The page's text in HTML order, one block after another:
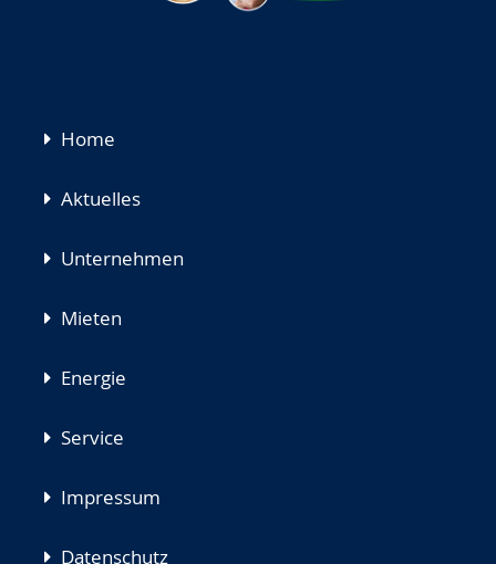
Navigation
Home
Aktuelles
Unternehmen
Mieten
Energie
Service
Impressum
Datenschutz